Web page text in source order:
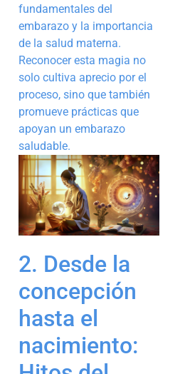
fundamentales del
embarazo y la importancia
de la salud materna.
Reconocer esta magia no
solo cultiva aprecio por el
proceso, sino que también
promueve prácticas que
apoyan un embarazo
saludable.
2. Desde la
concepción
hasta el
nacimiento: